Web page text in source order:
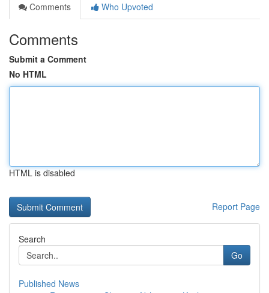
Comments
Who Upvoted
Comments
Submit a Comment
No HTML
HTML is disabled
Report Page
Search
Go
Published News